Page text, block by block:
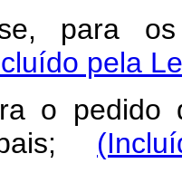
para os
pela
o pedido